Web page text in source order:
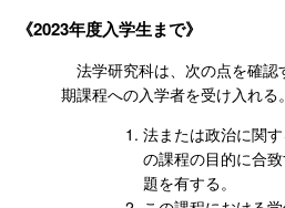
2023年度入学生まで
法学研究科は、次の点を確
期課程への入学者を受け入れる。
法または政治に関
の課程の目的に合
題を有する。